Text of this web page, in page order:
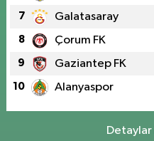
7 Galatasaray
8 Çorum FK
9 Gaziantep FK
10 Alanyaspor
Detaylar